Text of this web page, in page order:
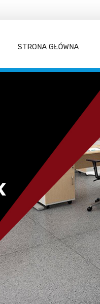
STRONA GŁÓWNA